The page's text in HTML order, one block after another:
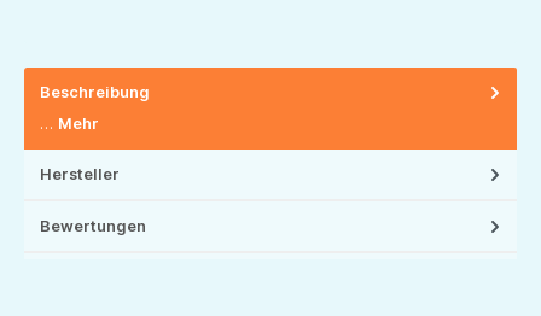
Beschreibung
… Mehr
Hersteller
Bewertungen